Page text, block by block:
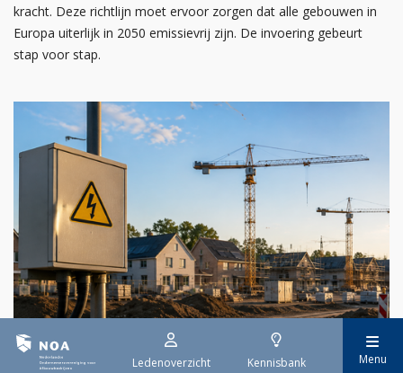
Ledenoverzicht Kennisbank Menu
kracht. Deze richtlijn moet ervoor zorgen dat alle gebouwen in
Europa uiterlijk in 2050 emissievrij zijn. De invoering gebeurt
stap voor stap.
29 juli 2026